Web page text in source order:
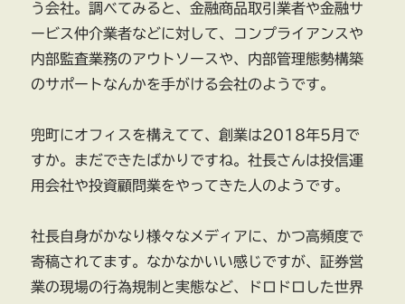
う会社。調べてみると、金融商品取引業者や金融サ
ービス仲介業者などに対して、コンプライアンスや
内部監査業務のアウトソースや、内部管理態勢構築
のサポートなんかを手がける会社のようです。
兜町にオフィスを構えてて、創業は2018年5月で
すか。まだできたばかりですね。社長さんは投信運
用会社や投資顧問業をやってきた人のようです。
社長自身がかなり様々なメディアに、かつ高頻度で
寄稿されてます。なかなかいい感じですが、証券営
業の現場の行為規制と実態など、ドロドロした世界